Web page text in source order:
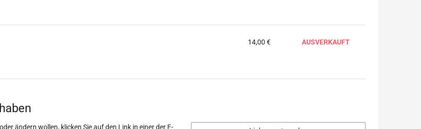
14,00 € AUSVERKAUFT
ändern wollen, klicken Sie auf den Link in einer der E-